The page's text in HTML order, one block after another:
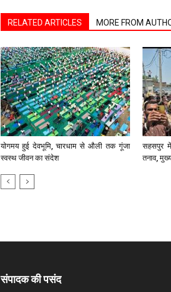
RELATED ARTICLES MORE FROM
योगमय हुई देवभूमि, चारधाम से औली तक गूंजा
स्वस्थ जीवन का संदेश
सहसपुर
तनाव,
संपादक की पसंद